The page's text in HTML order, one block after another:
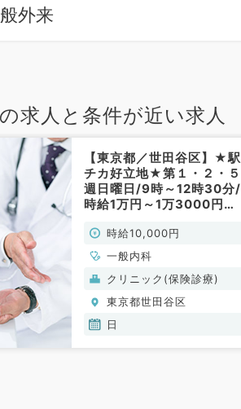
外来
求人と条件が近い求人
【東京都／世田谷区】★駅
チカ好立地★第１・２・５
週日曜日/9時～12時30分/
時給1万円～1万3000円◎
系／非常勤）
時給10,000円
一般内科
クリニック(保険診療)
東京都世田谷区
日